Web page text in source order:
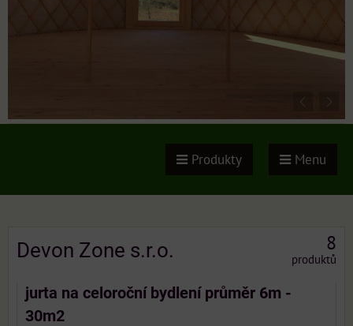
Produkty Menu
Devon Zone s.r.o. 8
produktů
jurta na celoroční bydlení průměr 6m -
30m2